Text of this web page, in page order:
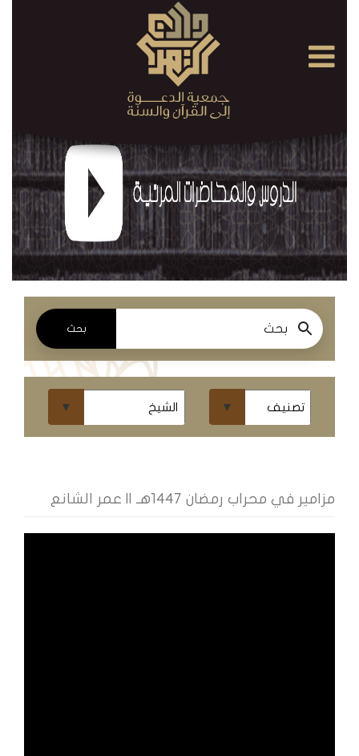
الدروس
والمحاضرات
المسموعة
الدروس
والمحاضرات
الدروس
ومحاضرات
المباشر
الكتب
بحث
مزامير في محراب رمضان 1447هـ || عمر الشانع